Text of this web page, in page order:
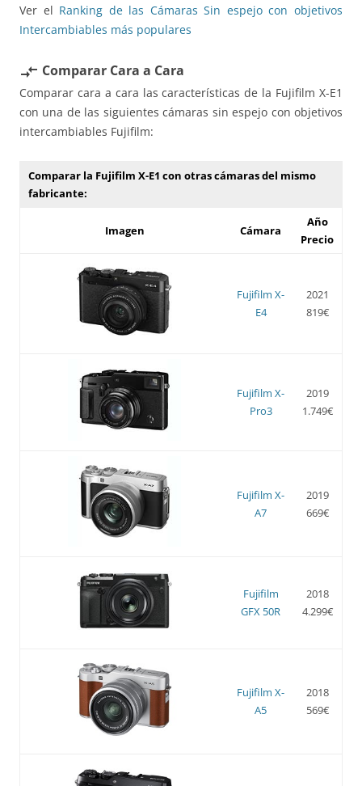
Ver el Ranking de las Cámaras Sin espejo con objetivos
Intercambiables más populares
compare_arrows Comparar Cara a Cara
Comparar cara a cara las características de la Fujifilm X-E1
con una de las siguientes cámaras sin espejo con objetivos
intercambiables Fujifilm:
Comparar la Fujifilm X-E1 con otras cámaras del mismo
fabricante:
Imagen Cámara
Año
Precio
Fujifilm X-
E4
2021
819€
Fujifilm X-
Pro3
2019
1.749€
Fujifilm X-
A7
2019
669€
Fujifilm
GFX 50R
2018
4.299€
Fujifilm X-
A5
2018
569€